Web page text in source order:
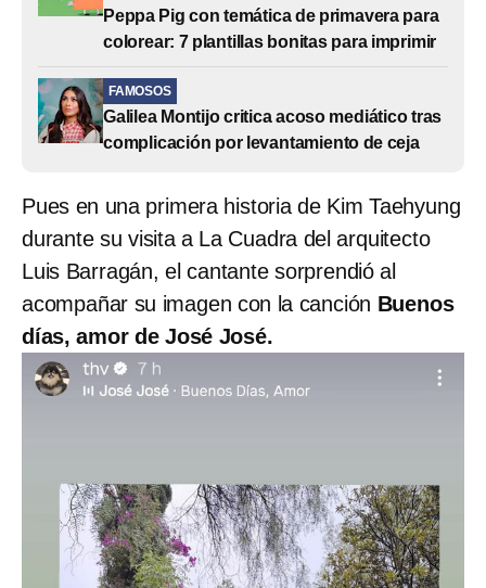
Peppa Pig con temática de primavera para
colorear: 7 plantillas bonitas para imprimir
FAMOSOS
Galilea Montijo critica acoso mediático tras
complicación por levantamiento de ceja
Pues en una primera historia de Kim Taehyung
durante su visita a La Cuadra del arquitecto
Luis Barragán, el cantante sorprendió al
acompañar su imagen con la canción Buenos
días, amor de José José.